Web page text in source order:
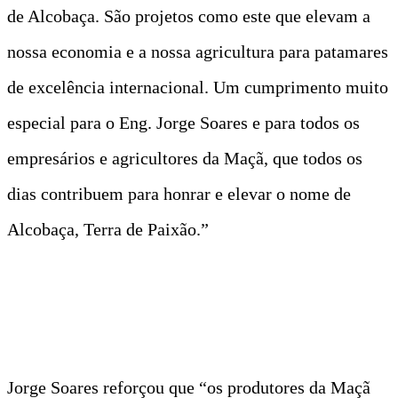
de Alcobaça. São projetos como este que elevam a
nossa economia e a nossa agricultura para patamares
de excelência internacional. Um cumprimento muito
especial para o Eng. Jorge Soares e para todos os
empresários e agricultores da Maçã, que todos os
dias contribuem para honrar e elevar o nome de
Alcobaça, Terra de Paixão.”
Jorge Soares reforçou que “os produtores da Maçã